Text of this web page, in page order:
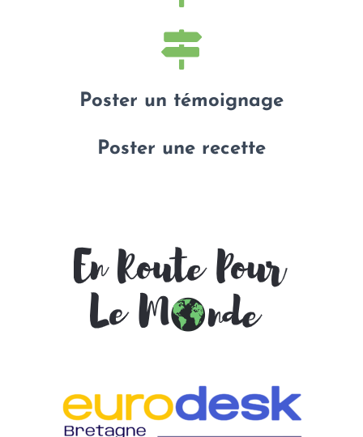
Poster un témoignage
Poster une recette